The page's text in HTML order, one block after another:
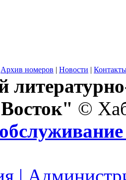
Архив номеров | Новости |
©